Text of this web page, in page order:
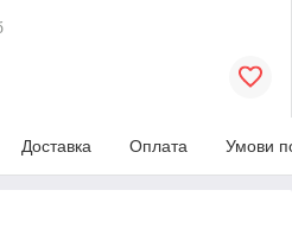
Доставка Оплата Умови